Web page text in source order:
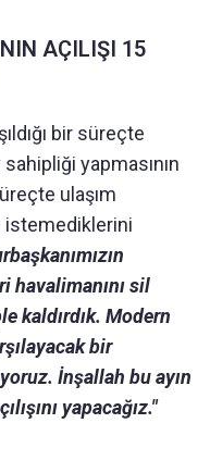
AÇILIŞI 15
bir süreçte
yapmasının
ulaşım
istemediklerini
havalimanını sil
kaldırdık. Modern
bir
İnşallah bu ayın
yapacağız."